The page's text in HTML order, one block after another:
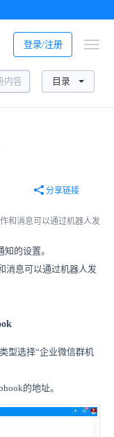
登录/注册
目录
分享链接
和消息可以通过机器人发
的设置。
消息可以通过机器人发
型选择“企业微信群机
的地址。